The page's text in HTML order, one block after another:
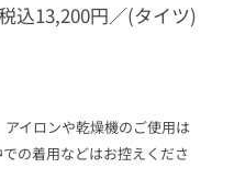
込13,200円／(タイツ)
アイロンや乾燥機のご使用は
の着用などはお控えくださ